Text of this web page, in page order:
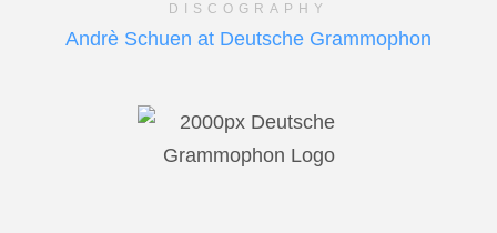
DISCOGRAPHY
Andrè Schuen at Deutsche Grammophon